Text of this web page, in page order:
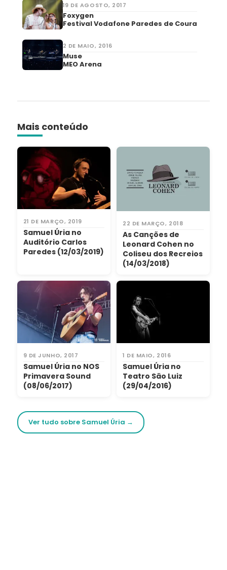
19 DE AGOSTO, 2017
Foxygen
Festival Vodafone Paredes de Coura
2 DE MAIO, 2016
Muse
MEO Arena
Mais conteúdo
21 DE MARÇO, 2019
Samuel Úria no
Auditório Carlos
Paredes (12/03/2019)
22 DE MARÇO, 2018
As Canções de
Leonard Cohen no
Coliseu dos Recreios
(14/03/2018)
9 DE JUNHO, 2017
Samuel Úria no NOS
Primavera Sound
(08/06/2017)
1 DE MAIO, 2016
Samuel Úria no
Teatro São Luiz
(29/04/2016)
Ver tudo sobre Samuel Úria →